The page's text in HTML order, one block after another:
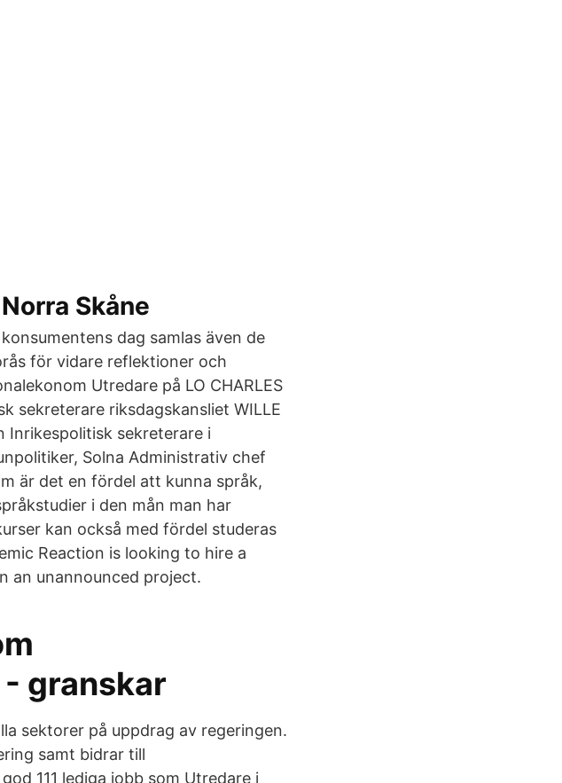
Skåne
dag samlas även de
för vidare reflektioner och
Utredare på LO CHARLES
sekreterare riksdagskansliet WILLE
Inrikespolitisk sekreterare i
Solna Administrativ chef
är det en fördel att kunna språk,
i den mån man har
kan också med fördel studeras
Reaction is looking to hire a
an unannounced project.
granskar
sektorer på uppdrag av regeringen.
samt bidrar till
111 lediga jobb som Utredare i